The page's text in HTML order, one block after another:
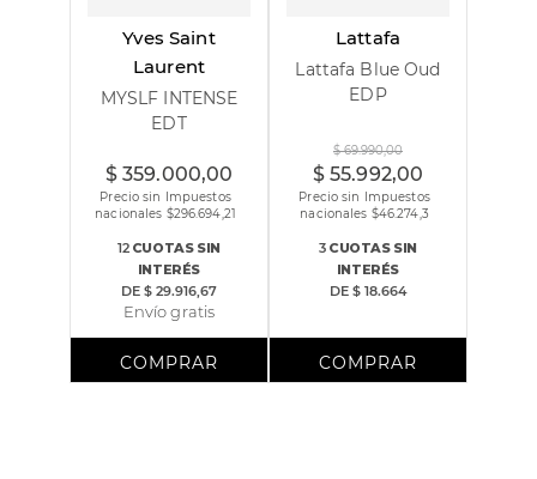
60 ml
Yves Saint
Laurent
MYSLF INTENSE
EDT
$ 359.000,00
Precio sin Impuestos
nacionales $296.694,21
12CUOTAS SIN
INTERÉS
DE $ 29.916,67
Envío gratis
Lattafa
Lattafa Blue Oud
EDP
$ 69.990,00
$ 55.992,00
Precio sin Impuestos
nacionales $46.274,3
3CUOTAS SIN
INTERÉS
DE $ 18.664